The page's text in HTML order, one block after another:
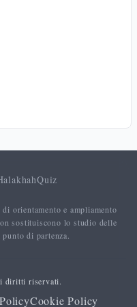
Quiz
orientamento e ampliamento
sostituiscono lo studio delle
di partenza.
diritti riservati.
Cookie Policy